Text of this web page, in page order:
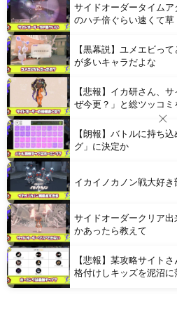
サイドオーダータイム
のハチ倍ぐらい速くて草
【黒幕説】ユメエビっ
が多いキャラだよな
【悲報】イカ研さん、
ぜ今更？」と総ツッコミ
【朗報】バトルに持ち
グ」に決定か
イカイノカノン戦大好き
サイドオーダークリア
かあったら教えて
【悲報】某攻略サイト
格付けしキッズを泥沼に